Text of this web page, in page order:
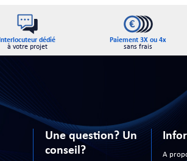
Interlocuteur dédié
à votre projet
Paiement 3X ou 4x
sans frais
Une question? Un
conseil?
A